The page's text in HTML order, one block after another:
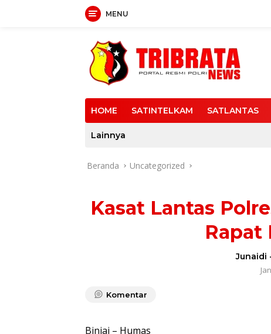
MENU
HOME SATINTELKAM SATLANTAS
Lainnya
Beranda Uncategorized
Kasat Lantas
Rapat
Junaidi
Komentar
Binjai – Humas